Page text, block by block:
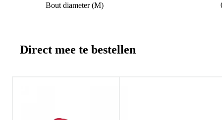
Bout diameter (M)
Direct mee te bestellen